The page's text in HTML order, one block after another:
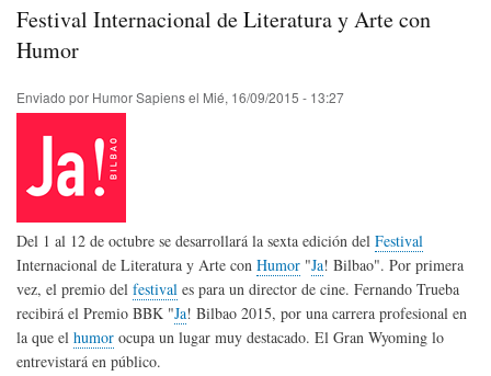
Festival Internacional de Literatura y Arte con
Humor
Enviado por Humor Sapiensel Mié, 16/09/2015 - 13:27
Del 1 al 12 de octubre se desarrollará la sexta edición del Festival
Internacional de Literatura y Arte con Humor "Ja! Bilbao". Por primera
vez, el premio del festival es para un director de cine. Fernando Trueba
recibirá el Premio BBK "Ja! Bilbao 2015, por una carrera profesional en
la que el humor ocupa un lugar muy destacado. El Gran Wyoming lo
entrevistará en público.